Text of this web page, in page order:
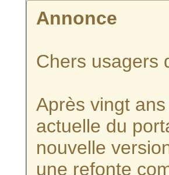
Annonce
Chers usagers
Après vingt
actuelle du
nouvelle
une refonte